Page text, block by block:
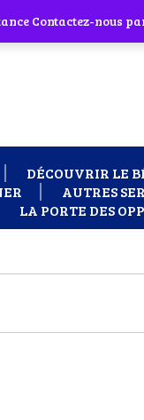
l'icône en face
DÉCOUVRIR LE
AUTRES
LA PORTE DES
Contactez-nous